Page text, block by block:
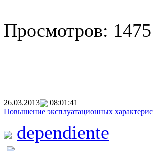
Просмотров:
26.03.2013
08:01:41
Повышение эксплуатационных
dependiente